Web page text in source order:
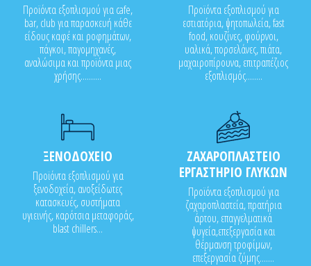
Προϊόντα εξοπλισμού για cafe,
bar, club για παρασκευή κάθε
είδους καφέ και ροφημάτων,
πάγκοι, παγομηχανές,
αναλώσιμα και προϊόντα μιας
χρήσης..........
Προϊόντα εξοπλισμού για
εστιατόρια, ψητοπωλεία, fast
food, κουζίνες, φούρνοι,
υαλικά, πορσελάνες, πιάτα,
μαχαιροπίρουνα, επιτραπέζιος
εξοπλισμός........
ΞΕΝΟΔΟΧΕΙΟ
Προϊόντα εξοπλισμού για
ξενοδοχεία, ανοξείδωτες
κατασκευές, συστήματα
υγιεινής, καρότσια μεταφοράς,
blast chillers...
ΖΑΧΑΡΟΠΛΑΣΤΕΙΟ
ΕΡΓΑΣΤΗΡΙΟ ΓΛΥΚΩΝ
Προϊόντα εξοπλισμού για
ζαχαροπλαστεία, πρατήρια
άρτου, επαγγελματικά
ψυγεία,επεξεργασία και
θέρμανση τροφίμων,
επεξεργασία ζύμης.......